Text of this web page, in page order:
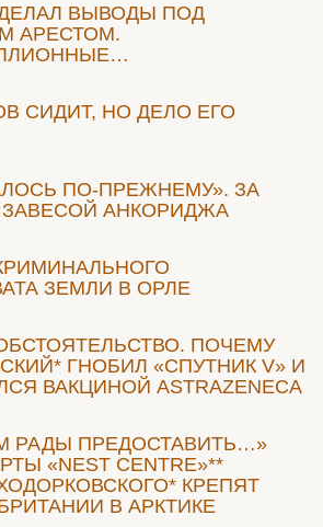
ВЫВОДЫ ПОД
АРЕСТОМ.
СИДИТ, НО ДЕЛО ЕГО
ПО-ПРЕЖНЕМУ». ЗА
АНКОРИДЖА
ЗЕМЛИ В ОРЛЕ
ПОЧЕМУ
ГНОБИЛ «СПУТНИК V» И
ВАКЦИНОЙ ASTRAZENECA
РАДЫ ПРЕДОСТАВИТЬ…»
«NEST CENTRE»**
КРЕПЯТ
В АРКТИКЕ